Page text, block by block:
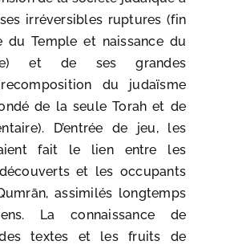
irréversibles ruptures (fin
du Temple et naissance du
et de ses grandes
du judaïsme
de la seule Torah et de
D’entrée de jeu, les
fait le lien entre les
et les occupants
assimilés longtemps
La connaissance de
des textes et les fruits de